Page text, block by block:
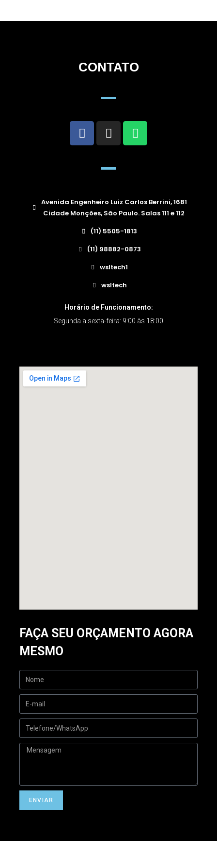
CONTATO
Avenida Engenheiro Luiz Carlos Berrini, 1681
Cidade Monções, São Paulo. Salas 111 e 112
(11) 5505-1813
(11) 98882-0873
wsltech1
wsltech
Horário de Funcionamento:
Segunda a sexta-feira: 9:00 às 18:00
FAÇA SEU ORÇAMENTO AGORA
MESMO
ENVIAR